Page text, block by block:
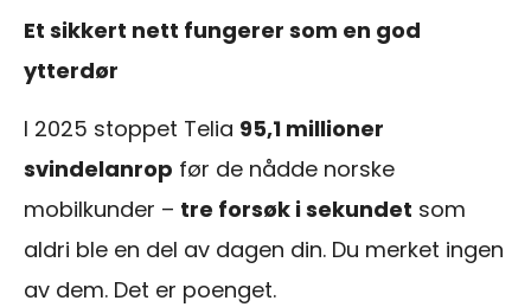
Et sikkert nett fungerer som en god
ytterdør
I 2025 stoppet Telia 95,1 millioner
svindelanrop før de nådde norske
mobilkunder – tre forsøk i sekundet som
aldri ble en del av dagen din. Du merket ingen
av dem. Det er poenget.